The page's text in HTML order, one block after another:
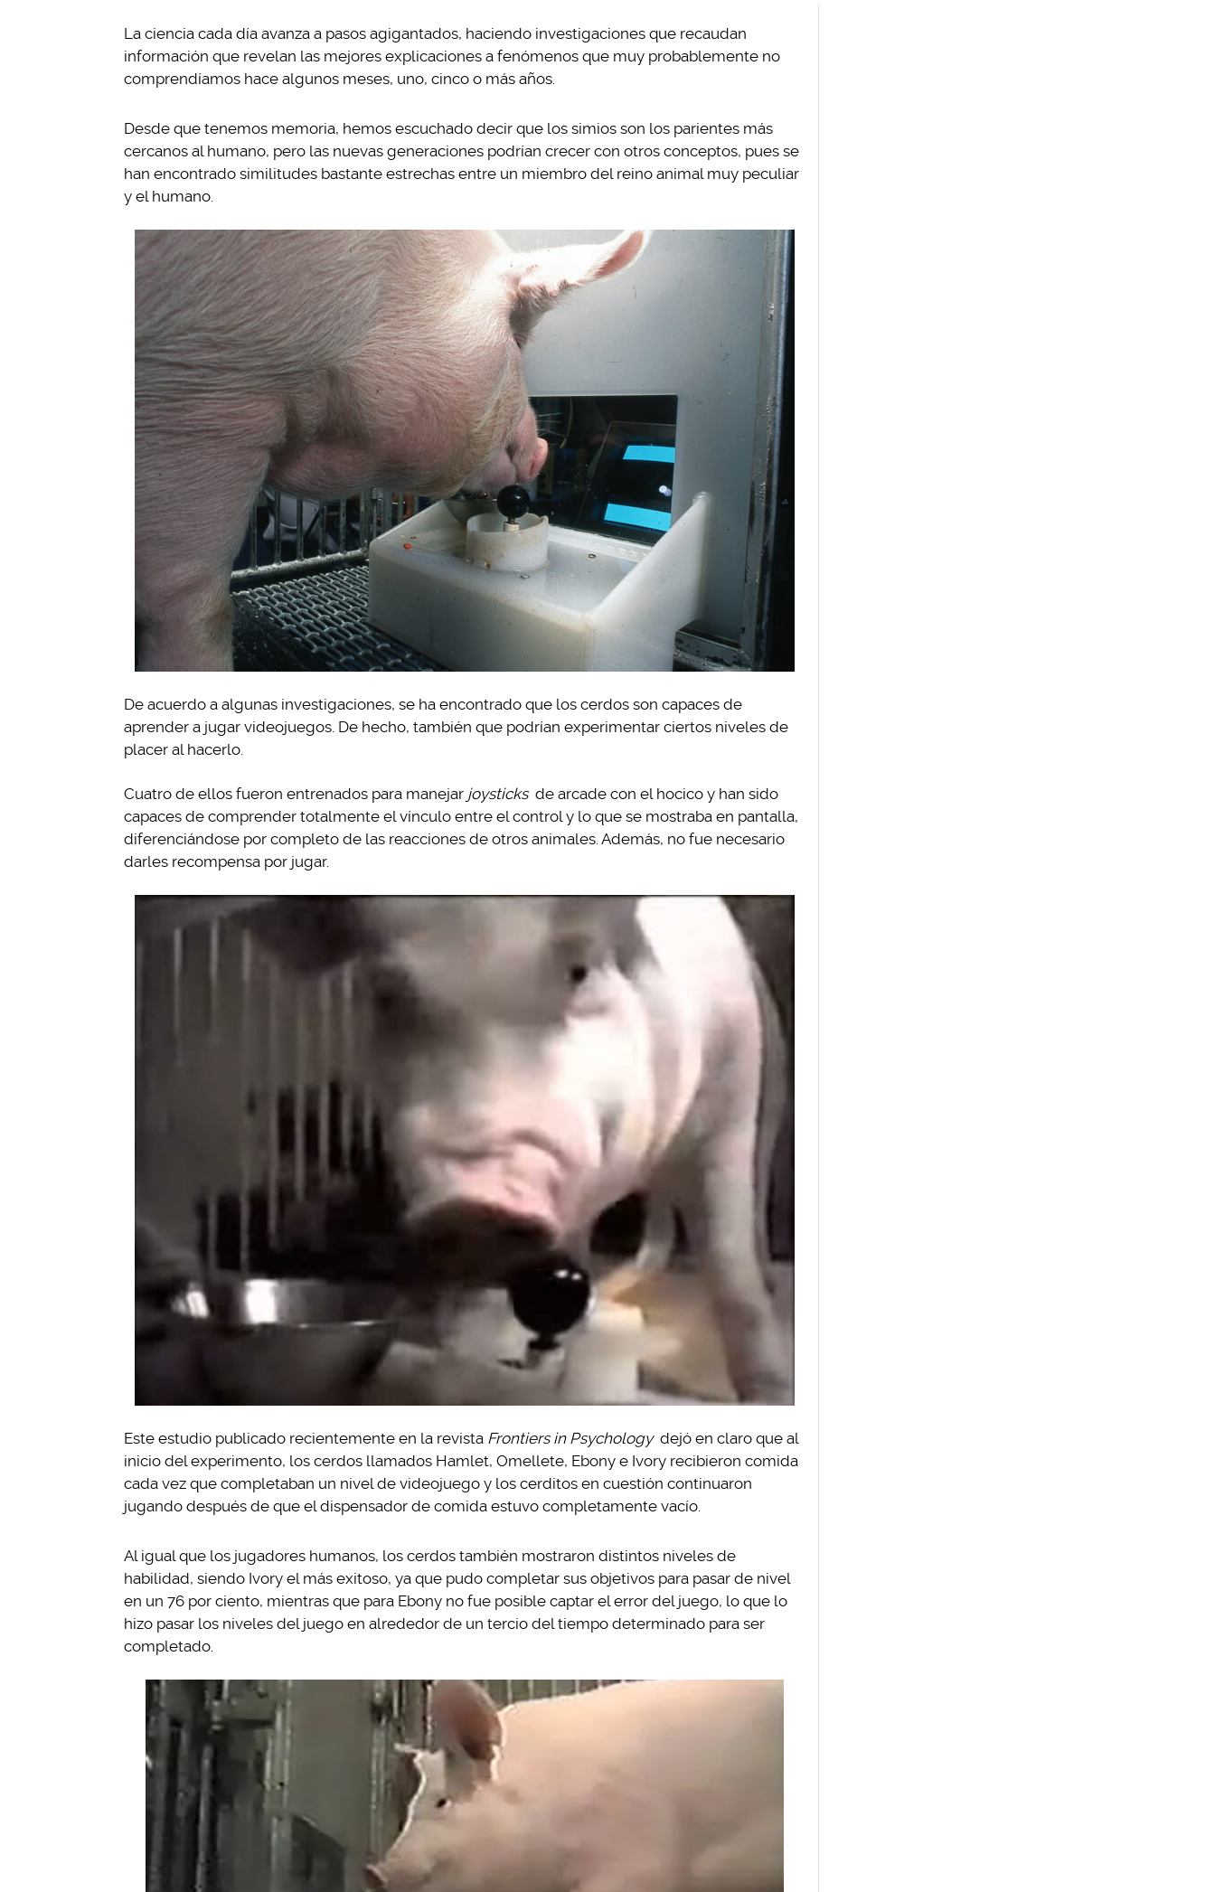
La ciencia cada día avanza a pasos agigantados, haciendo investigaciones que recaudan
información que revelan las mejores explicaciones a fenómenos que muy probablemente no
comprendíamos hace algunos meses, uno, cinco o más años.
Desde que tenemos memoria, hemos escuchado decir que los simios son los parientes más
cercanos al humano, pero las nuevas generaciones podrían crecer con otros conceptos, pues se
han encontrado similitudes bastante estrechas entre un miembro del reino animal muy peculiar
y el humano.
De acuerdo a algunas investigaciones, se ha encontrado que los cerdos son capaces de
aprender a jugar videojuegos. De hecho, también que podrían experimentar ciertos niveles de
placer al hacerlo.
Cuatro de ellos fueron entrenados para manejar joysticks de arcade con el hocico y han sido
capaces de comprender totalmente el vínculo entre el control y lo que se mostraba en pantalla,
diferenciándose por completo de las reacciones de otros animales. Además, no fue necesario
darles recompensa por jugar.
Este estudio publicado recientemente en la revista Frontiers in Psychology dejó en claro que al
inicio del experimento, los cerdos llamados Hamlet, Omellete, Ebony e Ivory recibieron comida
cada vez que completaban un nivel de videojuego y los cerditos en cuestión continuaron
jugando después de que el dispensador de comida estuvo completamente vacío.
Al igual que los jugadores humanos, los cerdos también mostraron distintos niveles de
habilidad, siendo Ivory el más exitoso, ya que pudo completar sus objetivos para pasar de nivel
en un 76 por ciento, mientras que para Ebony no fue posible captar el error del juego, lo que lo
hizo pasar los niveles del juego en alrededor de un tercio del tiempo determinado para ser
completado.